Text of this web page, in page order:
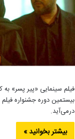
فیلم سینمایی «پیر پسر» به
بیستمین دوره جشنواره فیلم
درمی‌آید.
بیشتر بخوانید »